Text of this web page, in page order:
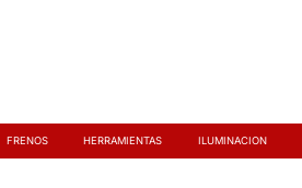
FRENOS HERRAMIENTAS ILUMINACION